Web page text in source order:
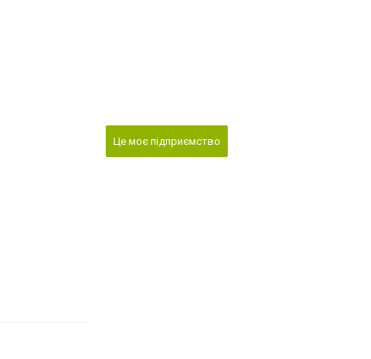
Це моє підприємство